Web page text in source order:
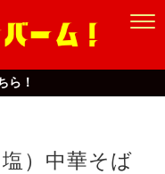
ら！
）中華そば